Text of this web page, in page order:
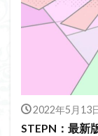
2022年5月13
STEPN：最新